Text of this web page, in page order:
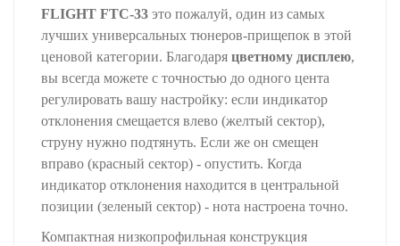
FLIGHT FTC-33 это пожалуй, один из самых
лучших универсальных тюнеров-прищепок в этой
ценовой категории. Благодаря цветному дисплею,
вы всегда можете с точностью до одного цента
регулировать вашу настройку: если индикатор
отклонения смещается влево (желтый сектор),
струну нужно подтянуть. Если же он смещен
вправо (красный сектор) - опустить. Когда
индикатор отклонения находится в центральной
позиции (зеленый сектор) - нота настроена точно.
Компактная низкопрофильная конструкция